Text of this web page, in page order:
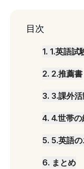
目次
1. 1.英語試
2. 2.推薦書
3. 3.課外
4. 4.世帯の
5. 5.英語
6. まとめ